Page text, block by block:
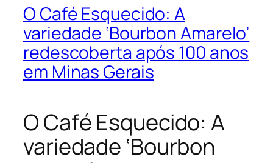
O Café Esquecido: A
variedade ‘Bourbon Amarelo’
redescoberta após 100 anos
em Minas Gerais
O Café Esquecido: A
variedade ‘Bourbon